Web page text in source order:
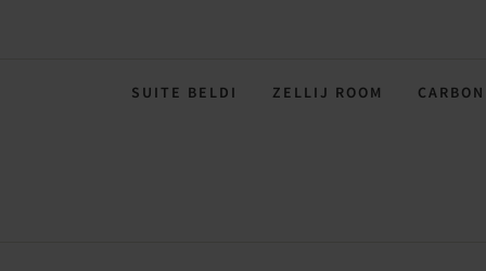
SUITE BELDI ZELLIJ ROOM